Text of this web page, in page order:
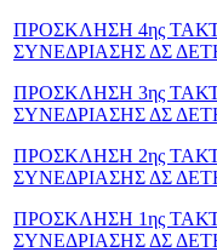
ΠΡΟΣΚΛΗΣΗ 4ης
ΣΥΝΕΔΡΙΑΣΗΣ ΔΣ
ΠΡΟΣΚΛΗΣΗ 3ης
ΣΥΝΕΔΡΙΑΣΗΣ ΔΣ
ΠΡΟΣΚΛΗΣΗ 2ης
ΣΥΝΕΔΡΙΑΣΗΣ ΔΣ
ΠΡΟΣΚΛΗΣΗ 1ης
ΣΥΝΕΔΡΙΑΣΗΣ ΔΣ